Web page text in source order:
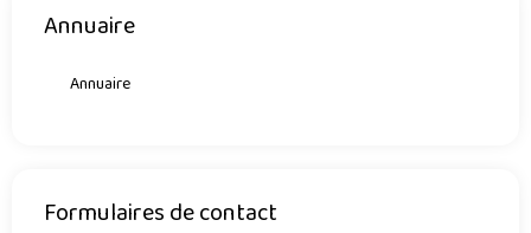
Annuaire
Annuaire
Formulaires de contact